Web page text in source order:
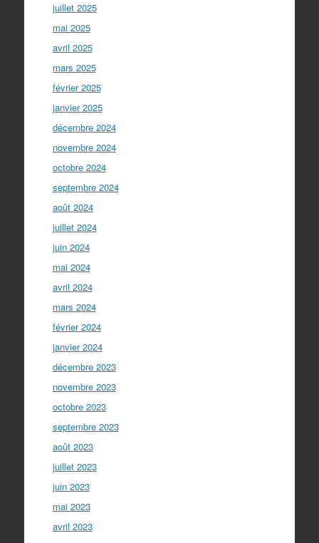
juillet 2025
mai 2025
avril 2025
mars 2025
février 2025
janvier 2025
décembre 2024
novembre 2024
octobre 2024
septembre 2024
août 2024
juillet 2024
juin 2024
mai 2024
avril 2024
mars 2024
février 2024
janvier 2024
décembre 2023
novembre 2023
octobre 2023
septembre 2023
août 2023
juillet 2023
juin 2023
mai 2023
avril 2023